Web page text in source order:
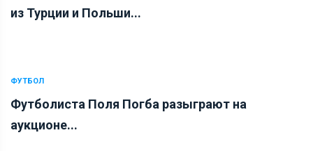
из Турции и Польши...
ФУТБОЛ
Футболиста Поля Погба разыграют на
аукционе...